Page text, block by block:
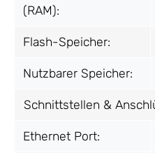
(RAM):
Flash-Speicher:
Nutzbarer Speicher:
Schnittstellen &
Ethernet Port: